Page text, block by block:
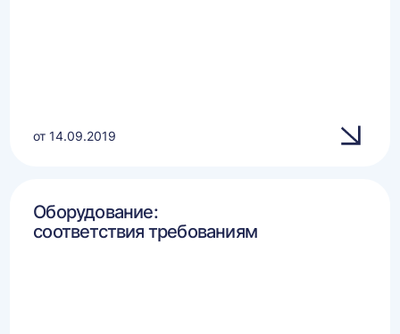
от 14.09.2019
Оборудование:
соответствия требованиям